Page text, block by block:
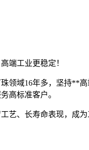
端工业更稳定！
领域16年多，坚持**
高标准客户。
艺、长寿命表现，成